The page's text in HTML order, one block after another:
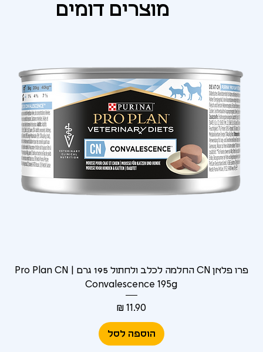
מוצרים דומים
פרו פלאן CN החלמה לכלב ולחתול 195 גרם | Pro Plan CN
Convalescence 195g
מחיר‏11.90 ‏₪
הוספה לסל